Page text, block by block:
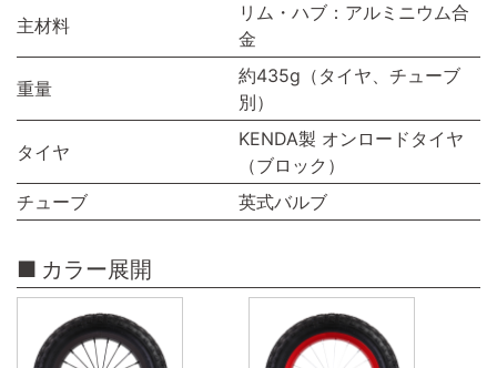
主材料
リム・ハブ：アルミニウム合
金
重量
約435g（タイヤ、チューブ
別）
タイヤ
KENDA製 オンロードタイヤ
（ブロック）
チューブ
英式バルブ
カラー展開